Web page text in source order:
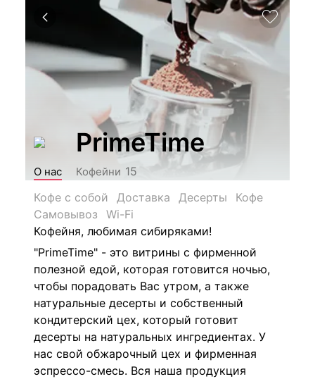
PrimeTime
О нас Кофейни 15
Кофе с собой
Доставка Десерты
Кофе
Самовывоз
Wi-Fi
Кофейня, любимая сибиряками!
"PrimeTime" - это витрины с фирменной
полезной едой, которая готовится ночью,
чтобы порадовать Вас утром, а также
натуральные десерты и собственный
кондитерский цех, который готовит
десерты на натуральных ингредиентах. У
нас свой обжарочный цех и фирменная
эспрессо-смесь. Вся наша продукция